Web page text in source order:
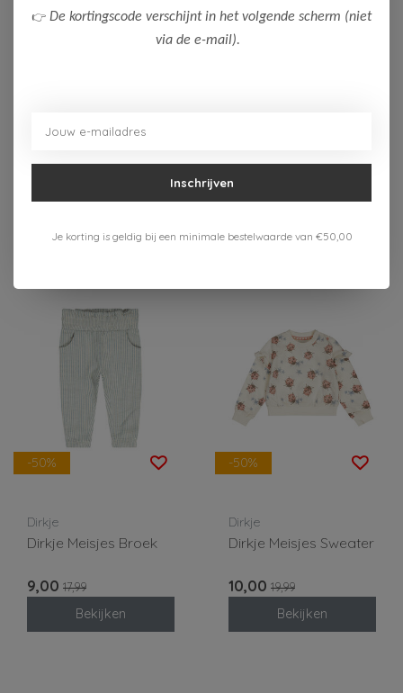
Dirkje Meisjes Jurk &
Hoofdband
11,00
-50%
Dirkje
Dirkje Meisjes Broek
9,00 17,99
Bekijken
-50%
Dirkje
Dirkje Meisjes Sweater
10,00 19,99
Bekijken
👉 De kortingscode verschijnt in het volgende scherm (niet
via de e-mail).
Inschrijven
Je korting is geldig bij een minimale bestelwaarde van €50,00